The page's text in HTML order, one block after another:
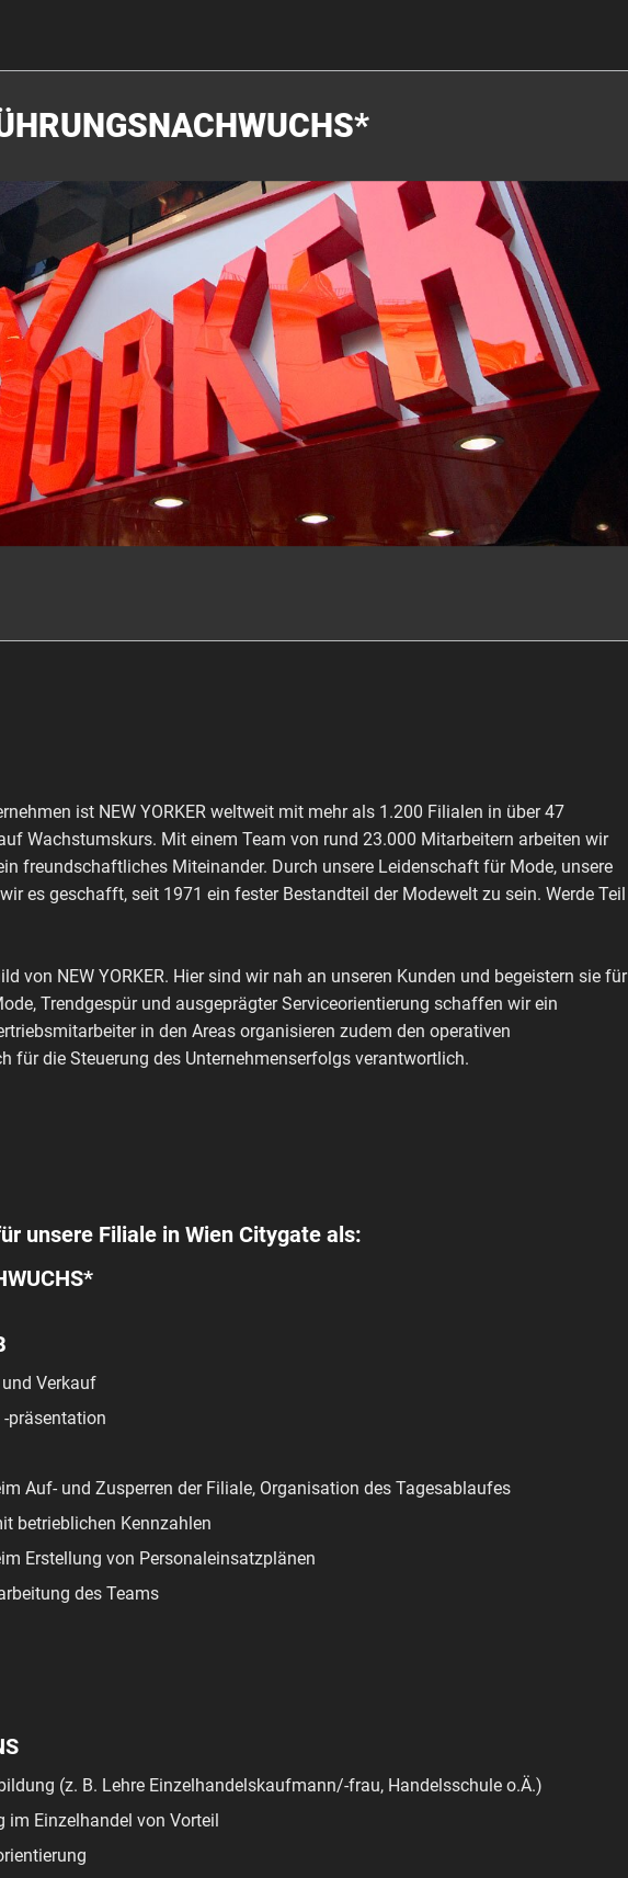
ist NEW YORKER weltweit mit mehr als 1.200 Filialen in über 47
Wachstumskurs. Mit einem Team von rund 23.000 Mitarbeitern arbeiten wir
freundschaftliches Miteinander. Durch unsere Leidenschaft für Mode, unsere
es geschafft, seit 1971 ein fester Bestandteil der Modewelt zu sein. Werde Teil
von NEW YORKER. Hier sind wir nah an unseren Kunden und begeistern sie für
Trendgespür und ausgeprägter Serviceorientierung schaffen wir ein
in den Areas organisieren zudem den operativen
für die Steuerung des Unternehmenserfolgs verantwortlich.
unsere Filiale in Wien Citygate als:
Verkauf
präsentation
Auf- und Zusperren der Filiale, Organisation des Tagesablaufes
betrieblichen Kennzahlen
Erstellung von Personaleinsatzplänen
des Teams
(z. B. Lehre Einzelhandelskaufmann/-frau, Handelsschule o.Ä.)
im Einzelhandel von Vorteil